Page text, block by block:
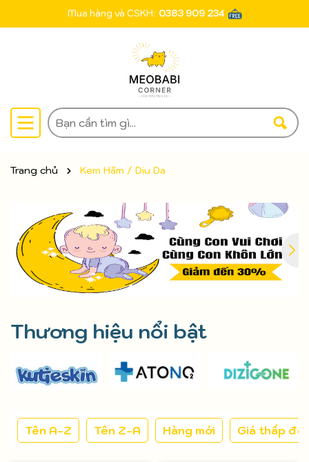
Mua hàng và CSKH: 0383 909 234
Trang chủ Kem Hăm / Dịu Da
Thương hiệu nổi bật
Tên A-Z Tên Z-A Hàng mới Giá thấp